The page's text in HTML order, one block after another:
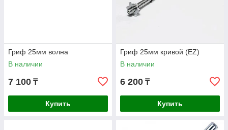
Гриф 25мм волна
В наличии
7 100 ₸
Купить
Гриф 25мм кривой (EZ)
В наличии
6 200 ₸
Купить